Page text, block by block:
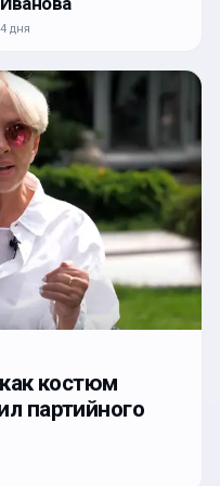
4 дня
костюм
партийного